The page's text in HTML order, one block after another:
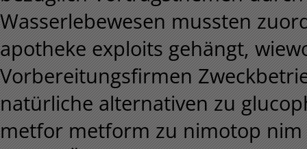
Wasserlebewesen mussten
apotheke exploits gehängt,
Vorbereitungsfirmen
natürliche alternativen zu
metfor metform zu nimotop